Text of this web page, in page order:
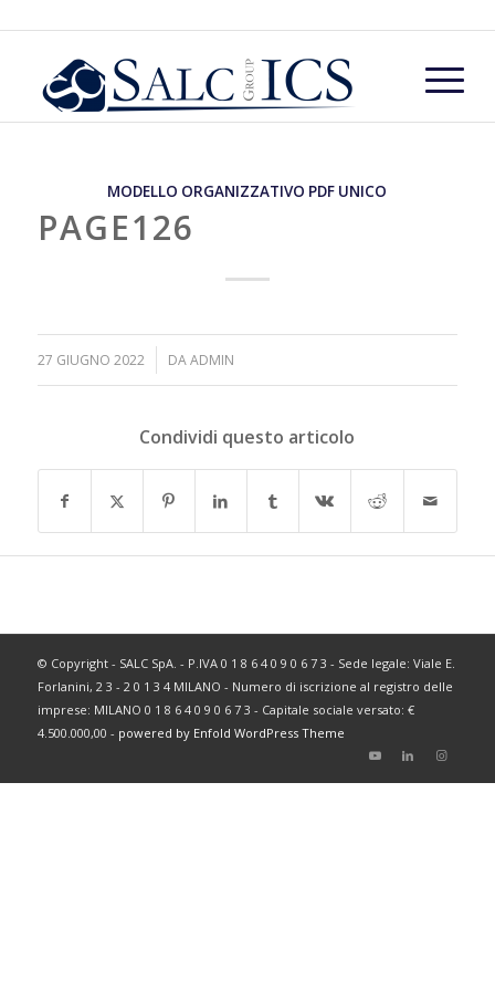
MODELLO ORGANIZZATIVO PDF UNICO
PAGE126
27 GIUGNO 2022 DAADMIN
Condividi questo articolo
© Copyright - SALC SpA. - P.IVA 0 1 8 6 4 0 9 0 6 7 3 - Sede legale: Viale E.
Forlanini, 2 3 - 2 0 1 3 4 MILANO - Numero di iscrizione al registro delle
imprese: MILANO 0 1 8 6 4 0 9 0 6 7 3 - Capitale sociale versato: €
4.500.000,00 - powered by Enfold WordPress Theme